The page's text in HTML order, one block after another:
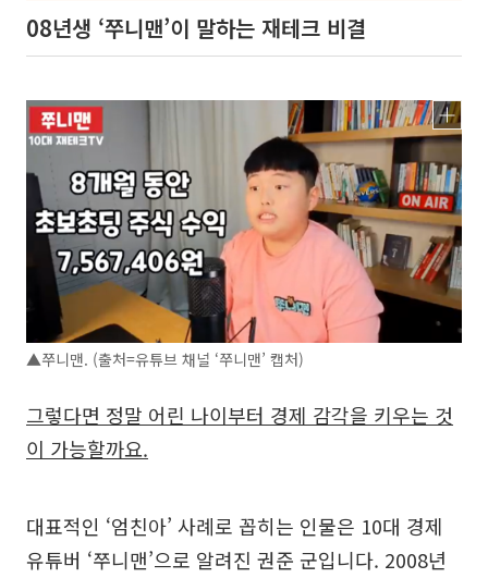
08년생 ‘쭈니맨’이 말하는 재테크 비결
▲쭈니맨. (출처=유튜브 채널 ‘쭈니맨’ 캡처)
그렇다면 정말 어린 나이부터 경제 감각을 키우는 것
이 가능할까요.
대표적인 ‘엄친아’ 사례로 꼽히는 인물은 10대 경제
유튜버 ‘쭈니맨’으로 알려진 권준 군입니다. 2008년